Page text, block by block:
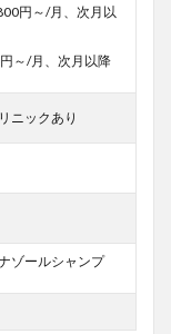
円～/月、次月以
～/月、次月以降
ニックあり
ゾールシャンプ